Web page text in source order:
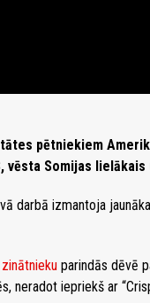
pētniekiem
vēsta Somijas
darbā izmantoja
zinātnieku parindās dēvē
neradot iepriekš ar